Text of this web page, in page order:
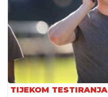
TIJEKOM TESTIRANJA